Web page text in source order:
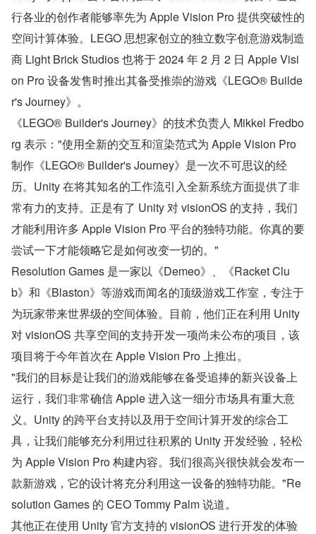
行各业的创作者能够率先为 Apple Vision Pro 提供突破性的
空间计算体验。LEGO 思想家创立的独立数字创意游戏制造
商 Light Brick Studios 也将于 2024 年 2 月 2 日 Apple Visi
on Pro 设备发售时推出其备受推崇的游戏《LEGO® Builde
r's Journey》。
《LEGO® Builder's Journey》的技术负责人 Mikkel Fredbo
rg 表示："使用全新的交互和渲染范式为 Apple Vision Pro
制作《LEGO® Builder's Journey》是一次不可思议的经
历。Unity 在将其知名的工作流引入全新系统方面提供了非
常有力的支持。正是有了 Unity 对 visionOS 的支持，我们
才能利用许多 Apple Vision Pro 平台的独特功能。你真的要
尝试一下才能领略它是如何改变一切的。"
Resolution Games 是一家以《Demeo》、《Racket Clu
b》和《Blaston》等游戏而闻名的顶级游戏工作室，专注于
为玩家带来世界级的空间体验。目前，他们正在利用 Unity
对 visionOS 共享空间的支持开发一项尚未公布的项目，该
项目将于今年首次在 Apple Vision Pro 上推出。
"我们的目标是让我们的游戏能够在备受追捧的新兴设备上
运行，我们非常确信 Apple 进入这一细分市场具有重大意
义。Unity 的跨平台支持以及用于空间计算开发的综合工
具，让我们能够充分利用过往积累的 Unity 开发经验，轻松
为 Apple Vision Pro 构建内容。我们很高兴很快就会发布一
款新游戏，它的设计将充分利用这一设备的独特功能。"Re
solution Games 的 CEO Tommy Palm 说道。
其他正在使用 Unity 官方支持的 visionOS 进行开发的体验